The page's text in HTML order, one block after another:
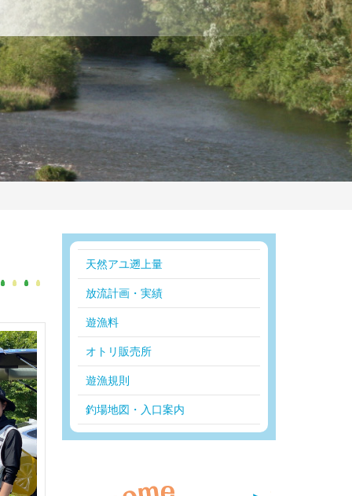
天然アユ遡上量
放流計画・実績
遊漁料
オトリ販売所
遊漁規則
釣場地図・入口案内